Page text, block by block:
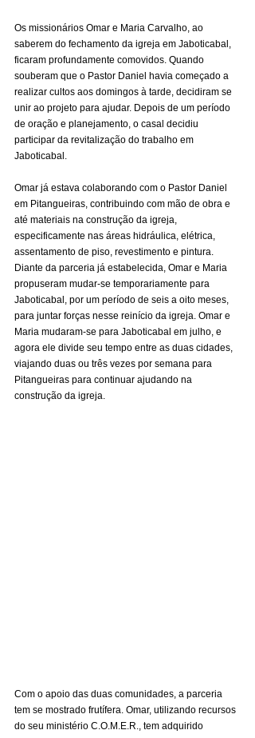
Os missionários Omar e Maria Carvalho, ao
saberem do fechamento da igreja em Jaboticabal,
ficaram profundamente comovidos. Quando
souberam que o Pastor Daniel havia começado a
realizar cultos aos domingos à tarde, decidiram se
unir ao projeto para ajudar. Depois de um período
de oração e planejamento, o casal decidiu
participar da revitalização do trabalho em
Jaboticabal.
Omar já estava colaborando com o Pastor Daniel
em Pitangueiras, contribuindo com mão de obra e
até materiais na construção da igreja,
especificamente nas áreas hidráulica, elétrica,
assentamento de piso, revestimento e pintura.
Diante da parceria já estabelecida, Omar e Maria
propuseram mudar-se temporariamente para
Jaboticabal, por um período de seis a oito meses,
para juntar forças nesse reinício da igreja. Omar e
Maria mudaram-se para Jaboticabal em julho, e
agora ele divide seu tempo entre as duas cidades,
viajando duas ou três vezes por semana para
Pitangueiras para continuar ajudando na
construção da igreja.
Com o apoio das duas comunidades, a parceria
tem se mostrado frutífera. Omar, utilizando recursos
do seu ministério C.O.M.E.R., tem adquirido